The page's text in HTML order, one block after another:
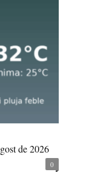
de 2026
0